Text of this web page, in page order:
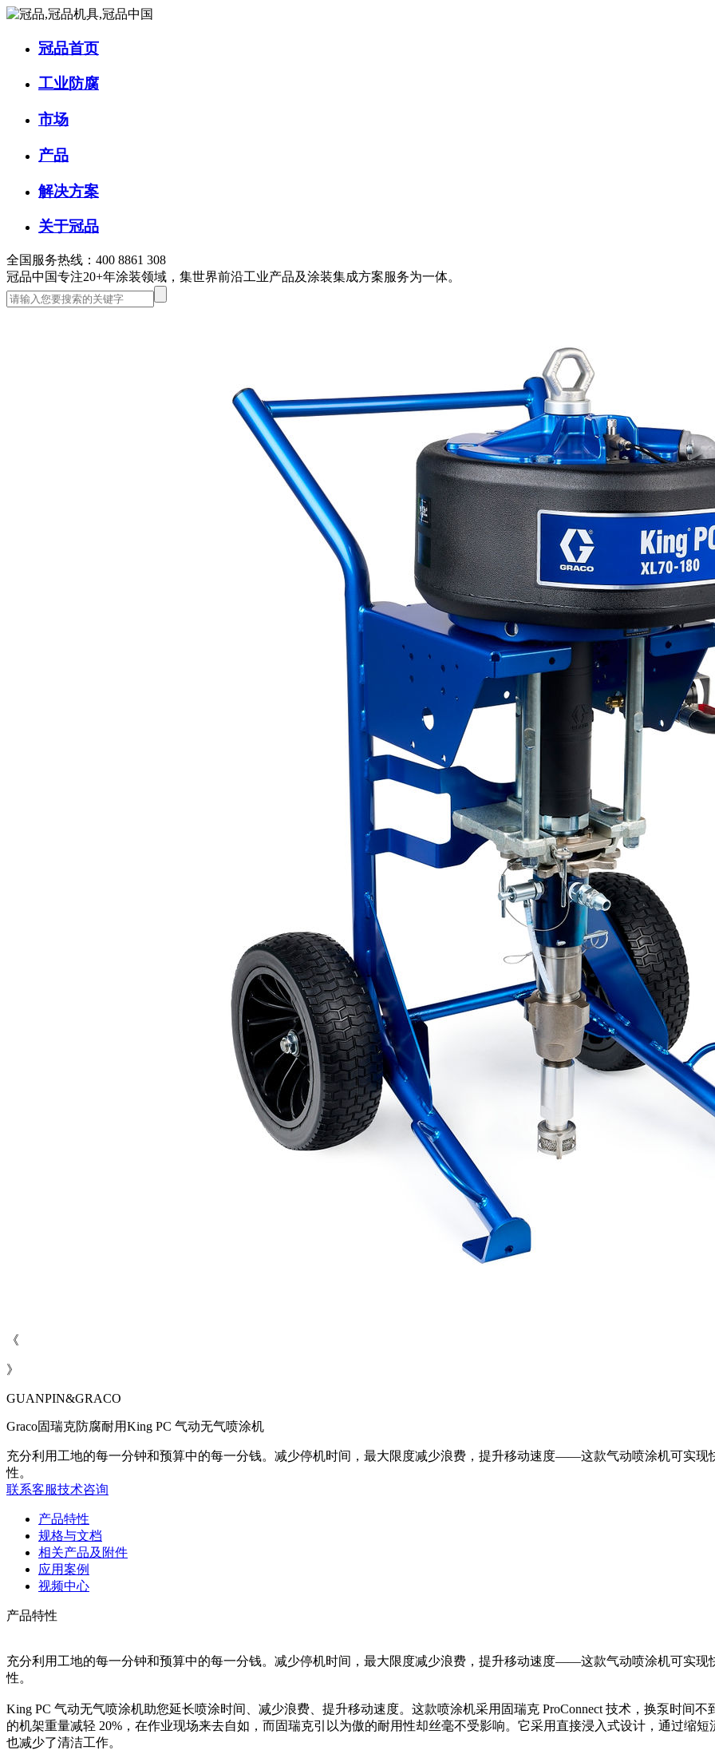
冠品首页
工业防腐
市场
产品
解决方案
关于冠品
全国服务热线：400 8861 308
冠品中国专注20+年涂装领域，集世界前沿工业产品及涂装集成方案服务为一体。
《
》
GUANPIN&GRACO
Graco固瑞克防腐耐用King PC 气动无气喷涂机
充分利用工地的每一分钟和预算中的每一分钱。减少停机时间，最大限度减少浪费，提升移动速度——这款气动喷涂机可实
性。
联系客服技术咨询
产品特性
规格与文档
相关产品及附件
应用案例
视频中心
产品特性
充分利用工地的每一分钟和预算中的每一分钱。减少停机时间，最大限度减少浪费，提升移动速度——这款气动喷涂机可实
性。
King PC 气动无气喷涂机助您延长喷涂时间、减少浪费、提升移动速度。这款喷涂机采用固瑞克 ProConnect 技术，换泵时间
的机架重量减轻 20%，在作业现场来去自如，而固瑞克引以为傲的耐用性却丝毫不受影响。它采用直接浸入式设计，通过缩
也减少了清洁工作。